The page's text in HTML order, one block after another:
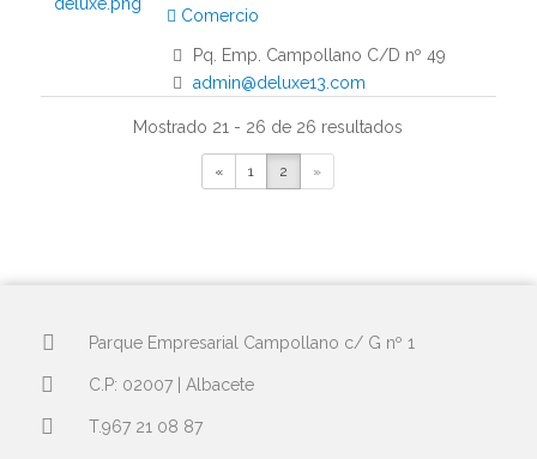
Comercio
Pq. Emp. Campollano C/D nº 49
admin@deluxe13.com
Diseño, fabricación y comercialización
de productos exclusivos. Fitness, Hogar,
Comercio Construccion
Pq. Emp. Campollano 5ª Avda. nº 10,
967201570
Mostrado 21 - 26 de 26 resultados
« 1 2 »
Parque Empresarial Campollano c/ G nº 1
C.P: 02007 | Albacete
T.967 21 08 87